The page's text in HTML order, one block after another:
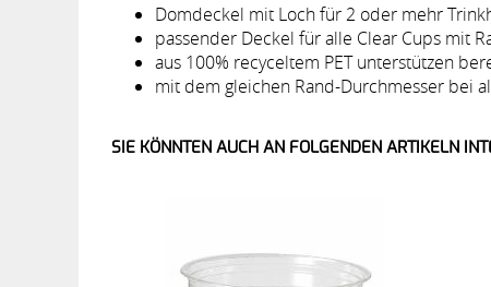
Domdeckel mit Loch für 2 oder mehr
passender Deckel für alle Clear Cups mit
aus 100% recyceltem PET unterstützen
mit dem gleichen Rand-Durchmesser bei
SIE KÖNNTEN AUCH AN FOLGENDEN ARTIKELN